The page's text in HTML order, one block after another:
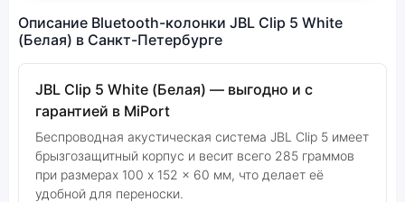
Описание Bluetooth-колонки JBL Clip 5 White
(Белая) в Санкт-Петербурге
JBL Clip 5 White (Белая) — выгодно и с
гарантией в MiPort
Беспроводная акустическая система JBL Clip 5 имеет
брызгозащитный корпус и весит всего 285 граммов
при размерах 100 x 152 x 60 мм, что делает её
удобной для переноски.